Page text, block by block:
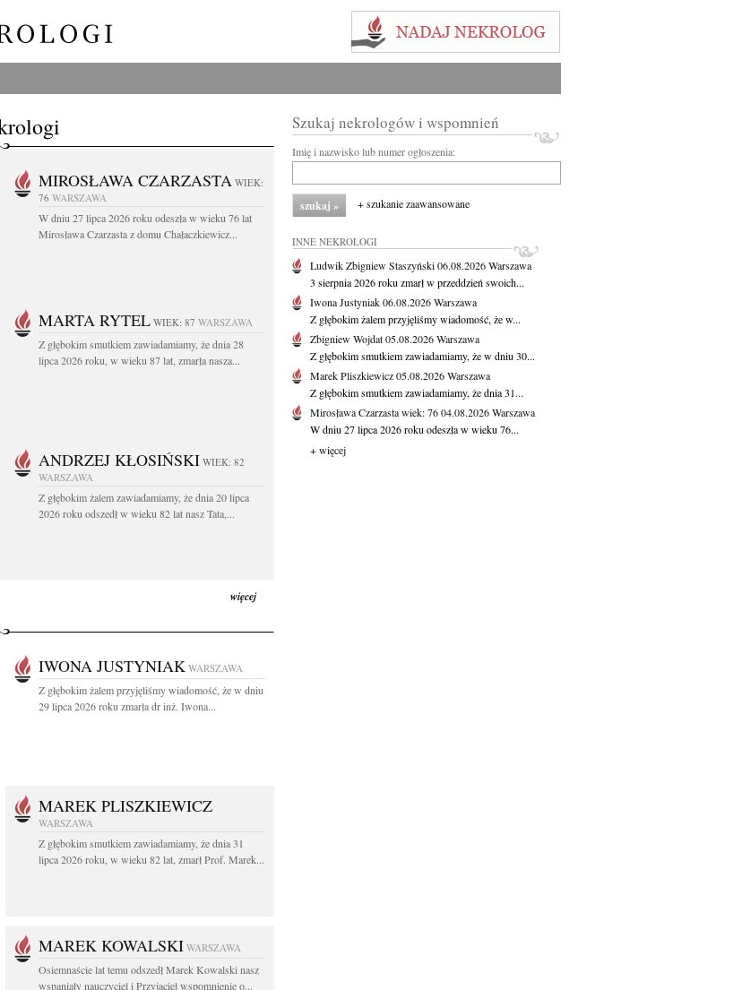
MIROSŁAWA CZARZASTA WIEK:
76 WARSZAWA
W dniu 27 lipca 2026 roku odeszła w wieku 76 lat
Mirosława Czarzasta z domu Chałaczkiewicz...
MARTA RYTEL WIEK: 87 WARSZAWA
Z głębokim smutkiem zawiadamiamy, że dnia 28
lipca 2026 roku, w wieku 87 lat, zmarła nasza...
ANDRZEJ KŁOSIŃSKI WIEK: 82
WARSZAWA
Z głębokim żalem zawiadamiamy, że dnia 20 lipca
2026 roku odszedł w wieku 82 lat nasz Tata,...
więcej
IWONA JUSTYNIAK WARSZAWA
Z głębokim żalem przyjęliśmy wiadomość, że w dniu
29 lipca 2026 roku zmarła dr inż. Iwona...
MAREK PLISZKIEWICZ
WARSZAWA
Z głębokim smutkiem zawiadamiamy, że dnia 31
lipca 2026 roku, w wieku 82 lat, zmarł Prof. Marek...
MAREK KOWALSKI WARSZAWA
Osiemnaście lat temu odszedł Marek Kowalski nasz
wspaniały nauczyciel i Przyjaciel wspomnienie o...
Szukaj nekrologów i wspomnień
Imię i nazwisko lub numer ogłoszenia:
+ szukanie zaawansowane
INNE NEKROLOGI
Ludwik Zbigniew Staszyński06.08.2026Warszawa
3 sierpnia 2026 roku zmarł w przeddzień swoich...
Iwona Justyniak06.08.2026Warszawa
Z głębokim żalem przyjęliśmy wiadomość, że w...
Zbigniew Wojdat05.08.2026Warszawa
Z głębokim smutkiem zawiadamiamy, że w dniu 30...
Marek Pliszkiewicz05.08.2026Warszawa
Z głębokim smutkiem zawiadamiamy, że dnia 31...
Mirosława Czarzastawiek: 7604.08.2026Warszawa
W dniu 27 lipca 2026 roku odeszła w wieku 76...
+ więcej